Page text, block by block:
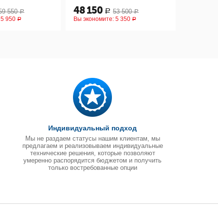
550 Р
5 950 Р
48 150 Р 53 500 Р
Вы экономите: 5 350 Р
Индивидуальный подход
Мы не раздаем статусы нашим клиентам, мы
предлагаем и реализовываем индивидуальные
технические решения, которые позволяют
умеренно распорядится бюджетом и получить
только востребованные опции